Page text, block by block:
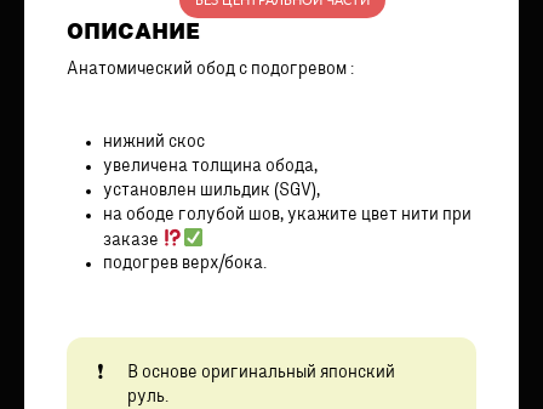
ОПИСАНИЕ
Анатомический обод с подогревом :
нижний скос
увеличена толщина обода,
установлен шильдик (SGV),
на ободе голубой шов, укажите цвет нити при
заказе
подогрев верх/бока.
В основе оригинальный японский
руль.